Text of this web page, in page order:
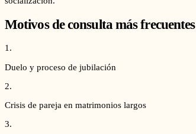
Motivos de consulta más frecuentes
1.
Duelo y proceso de jubilación
2.
Crisis de pareja en matrimonios largos
3.